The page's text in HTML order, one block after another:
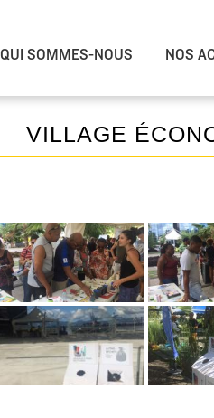
QUI SOMMES-NOUS NOS
VILLAGE